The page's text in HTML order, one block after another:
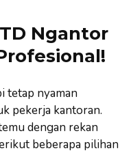
Ngantor
tetap nyaman
pekerja kantoran.
dengan rekan
beberapa pilihan